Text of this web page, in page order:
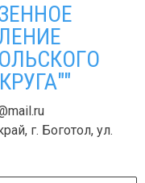
г. Боготол, ул.